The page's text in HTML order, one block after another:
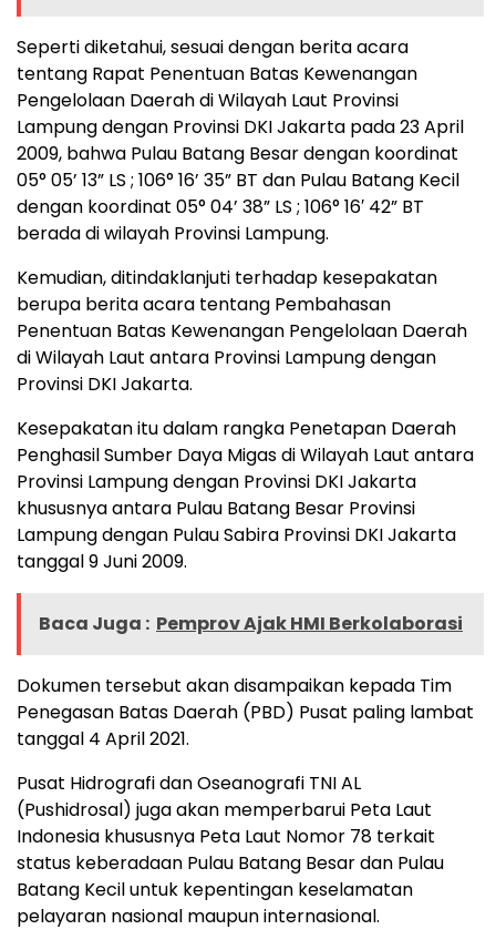
Seperti diketahui, sesuai dengan berita acara
tentang Rapat Penentuan Batas Kewenangan
Pengelolaan Daerah di Wilayah Laut Provinsi
Lampung dengan Provinsi DKI Jakarta pada 23 April
2009, bahwa Pulau Batang Besar dengan koordinat
05° 05’ 13” LS ; 106° 16’ 35” BT dan Pulau Batang Kecil
dengan koordinat 05° 04’ 38” LS ; 106° 16′ 42” BT
berada di wilayah Provinsi Lampung.
Kemudian, ditindaklanjuti terhadap kesepakatan
berupa berita acara tentang Pembahasan
Penentuan Batas Kewenangan Pengelolaan Daerah
di Wilayah Laut antara Provinsi Lampung dengan
Provinsi DKI Jakarta.
Kesepakatan itu dalam rangka Penetapan Daerah
Penghasil Sumber Daya Migas di Wilayah Laut antara
Provinsi Lampung dengan Provinsi DKI Jakarta
khususnya antara Pulau Batang Besar Provinsi
Lampung dengan Pulau Sabira Provinsi DKI Jakarta
tanggal 9 Juni 2009.
Baca Juga : Pemprov Ajak HMI Berkolaborasi
Dokumen tersebut akan disampaikan kepada Tim
Penegasan Batas Daerah (PBD) Pusat paling lambat
tanggal 4 April 2021.
Pusat Hidrografi dan Oseanografi TNI AL
(Pushidrosal) juga akan memperbarui Peta Laut
Indonesia khususnya Peta Laut Nomor 78 terkait
status keberadaan Pulau Batang Besar dan Pulau
Batang Kecil untuk kepentingan keselamatan
pelayaran nasional maupun internasional.